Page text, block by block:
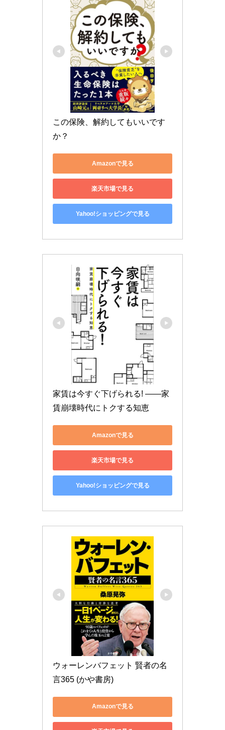
この保険、解約してもいいです
か？
Amazonで見る
楽天市場で見る
Yahoo!ショッピングで見る
家賃は今すぐ下げられる! ――家
賃崩壊時代にトクする知恵
Amazonで見る
楽天市場で見る
Yahoo!ショッピングで見る
ウォーレンバフェット 賢者の名
言365 (かや書房)
Amazonで見る